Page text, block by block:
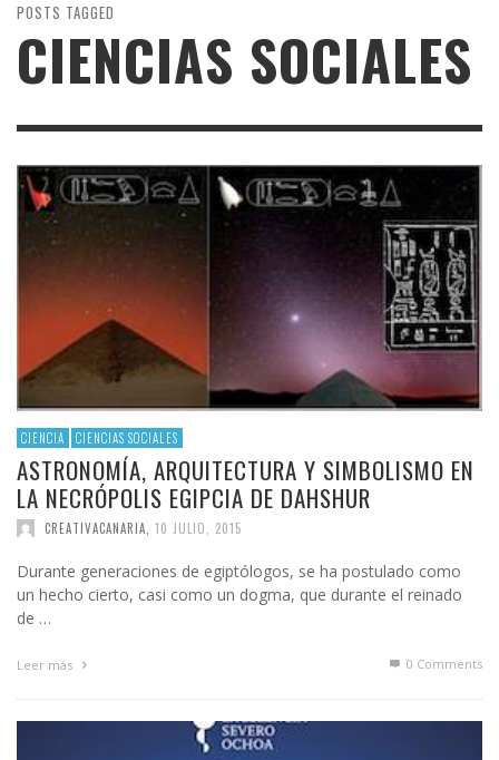
POSTS TAGGED
CIENCIAS SOCIALES
CIENCIA CIENCIAS SOCIALES
ASTRONOMÍA, ARQUITECTURA Y SIMBOLISMO EN
LA NECRÓPOLIS EGIPCIA DE DAHSHUR
CREATIVACANARIA 10 JULIO, 2015
Durante generaciones de egiptólogos, se ha postulado como
un hecho cierto, casi como un dogma, que durante el reinado
de …
Leer más 0 Comments